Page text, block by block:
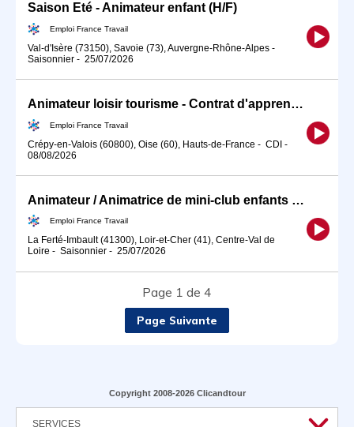
Saison Eté - Animateur enfant (H/F)
Emploi France Travail
Val-d'Isère (73150), Savoie (73), Auvergne-Rhône-Alpes -
Saisonnier - 25/07/2026
Animateur loisir tourisme - Contrat d'apprentissage (H/F)
Emploi France Travail
Crépy-en-Valois (60800), Oise (60), Hauts-de-France - CDI -
08/08/2026
Animateur / Animatrice de mini-club enfants (H/F)
Emploi France Travail
La Ferté-Imbault (41300), Loir-et-Cher (41), Centre-Val de
Loire - Saisonnier - 25/07/2026
Page 1 de 4
Page Suivante
Copyright 2008-2026 Clicandtour
SERVICES